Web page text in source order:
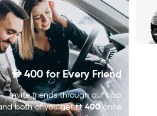
D400 for Every Friend
Invite friends through our app
both of you get D 400 once